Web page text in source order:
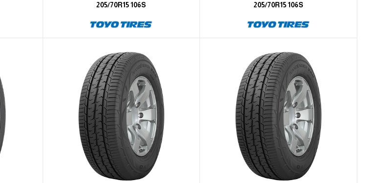
205/70R15 106S
205/70R15 106S